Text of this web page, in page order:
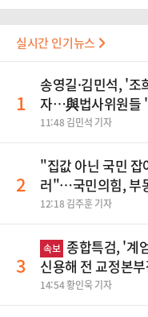
실시간 인기뉴스
1
송영길·김민석, '조
자…與법사위원들
청하라"
11:48 김민석 기자
2
"집값 아닌 국민
러"…국민의힘, 부
맹폭
12:18 김주훈 기자
3
속보 종합특검, '계
신용해 전 교정본
14:54 황인욱 기자